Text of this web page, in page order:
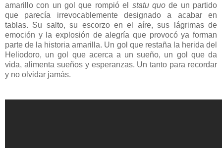
amarillo con un gol que rompió el
statu quode un partido
que parecía irrevocablemente designado a acabar en
tablas. Su salto, su escorzo en el aíre, sus lágrimas de
emoción y la explosión de alegría que provocó ya forman
parte de la historia amarilla. Un gol que restaña la herida del
Heliodoro, un gol que acerca a un sueño, un gol que da
vida, alimenta sueños y esperanzas. Un tanto para recordar
y no olvidar jamás.